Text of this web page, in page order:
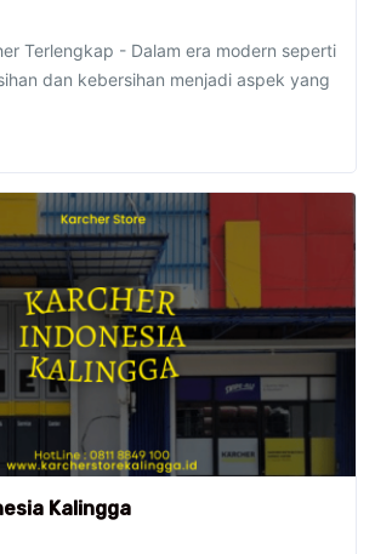
Terlengkap - Dalam era modern seperti
dan kebersihan menjadi aspek yang
Kalingga